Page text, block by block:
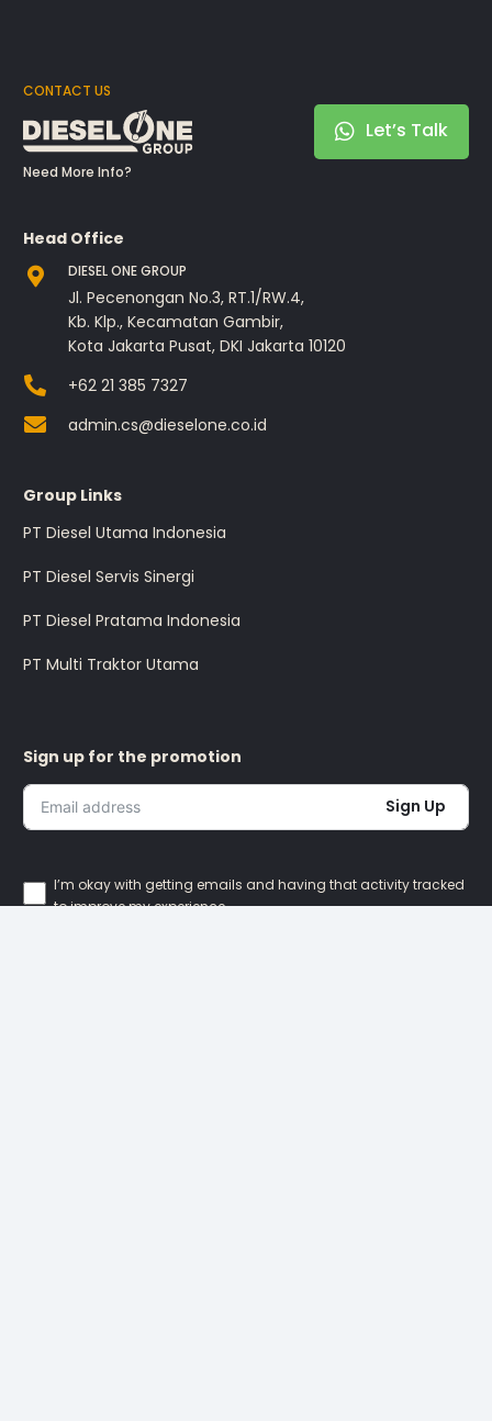
CONTACT US
Need More Info?
Let’s Talk
Head Office
DIESEL ONE GROUP
Jl. Pecenongan No.3, RT.1/RW.4,
Kb. Klp., Kecamatan Gambir,
Kota Jakarta Pusat, DKI Jakarta 10120
+62 21 385 7327
admin.cs@dieselone.co.id
Group Links
PT Diesel Utama Indonesia
PT Diesel Servis Sinergi
PT Diesel Pratama Indonesia
PT Multi Traktor Utama
Sign up for the promotion
Sign Up
I’m okay with getting emails and having that activity tracked
to improve my experience.